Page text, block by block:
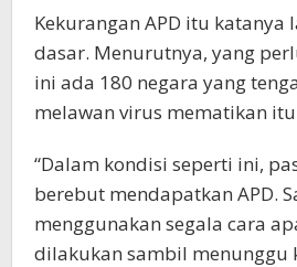
Kekurangan APD itu katanya
dasar. Menurutnya, yang
ini ada 180 negara yang
melawan virus mematikan
“Dalam kondisi seperti ini,
berebut mendapatkan APD.
menggunakan segala cara
dilakukan sambil menunggu